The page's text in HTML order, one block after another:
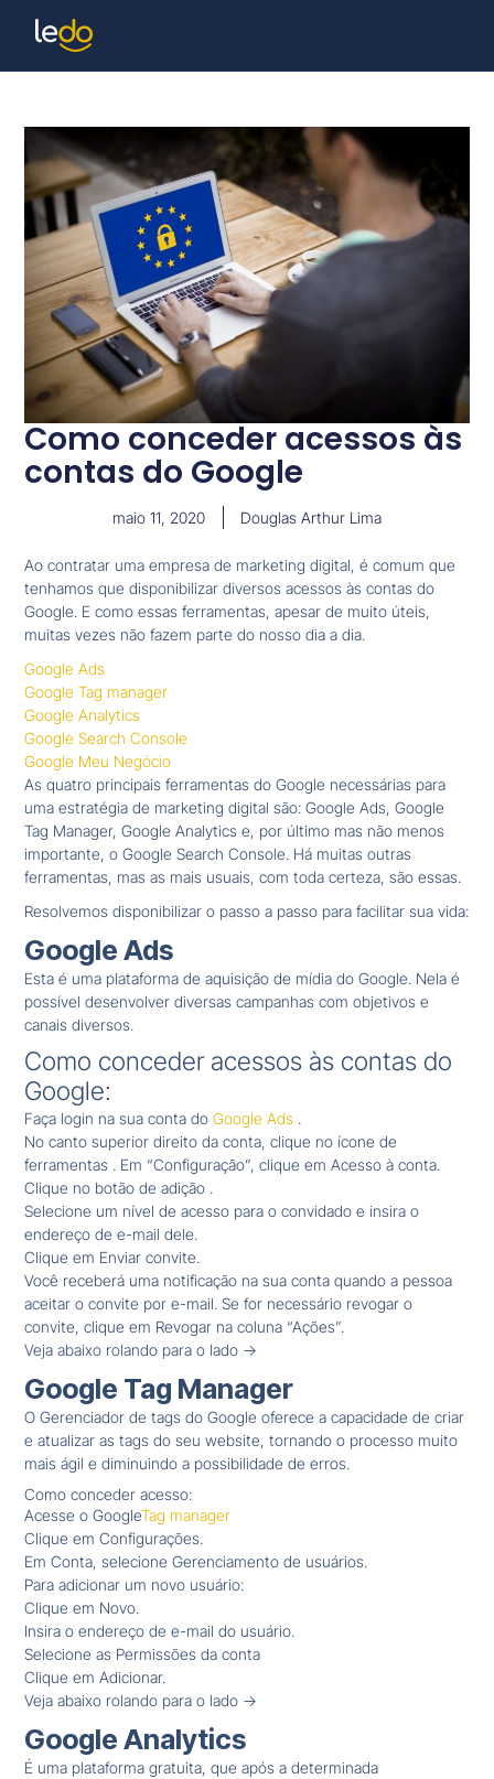
Como conceder acessos às
contas do Google
maio 11, 2020 Douglas Arthur Lima
Ao contratar uma empresa de marketing digital, é comum que
tenhamos que disponibilizar diversos acessos às contas do
Google. E como essas ferramentas, apesar de muito úteis,
muitas vezes não fazem parte do nosso dia a dia.
Google Ads
Google Tag manager
Google Analytics
Google Search Console
Google Meu Negócio
As quatro principais ferramentas do Google necessárias para
uma estratégia de marketing digital são: Google Ads, Google
Tag Manager, Google Analytics e, por último mas não menos
importante, o Google Search Console. Há muitas outras
ferramentas, mas as mais usuais, com toda certeza, são essas.
Resolvemos disponibilizar o passo a passo para facilitar sua vida:
Google Ads
Esta é uma plataforma de aquisição de mídia do Google. Nela é
possível desenvolver diversas campanhas com objetivos e
canais diversos.
Como conceder acessos às contas do
Google:
Faça login na sua conta doGoogle Ads .
No canto superior direito da conta, clique no ícone de
ferramentas . Em “Configuração”, clique em Acesso à conta.
Clique no botão de adição .
Selecione um nível de acesso para o convidado e insira o
endereço de e-mail dele.
Clique em Enviar convite.
Você receberá uma notificação na sua conta quando a pessoa
aceitar o convite por e-mail. Se for necessário revogar o
convite, clique em Revogar na coluna “Ações”.
Veja abaixo rolando para o lado ->
Google Tag Manager
O Gerenciador de tags do Google oferece a capacidade de criar
e atualizar as tags do seu website, tornando o processo muito
mais ágil e diminuindo a possibilidade de erros.
Como conceder acesso:
Acesse o GoogleTag manager
Clique em Configurações.
Em Conta, selecione Gerenciamento de usuários.
Para adicionar um novo usuário:
Clique em Novo.
Insira o endereço de e-mail do usuário.
Selecione as Permissões da conta
Clique em Adicionar.
Veja abaixo rolando para o lado ->
Google Analytics
É uma plataforma gratuita, que após a determinada